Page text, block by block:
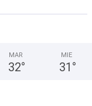
MAR
32°
MIE
31 °